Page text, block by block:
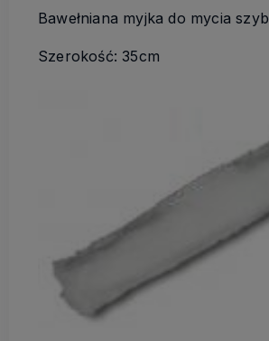
Bawełniana myjka do mycia szyb
Szerokość: 35cm